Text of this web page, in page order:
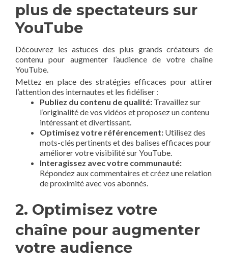
plus de spectateurs sur
‍YouTube
Découvrez les astuces des plus grands créateurs de
contenu ⁢pour augmenter ⁤l’audience de votre chaîne
YouTube.
Mettez⁣ en place des stratégies efficaces pour attirer‍
l’attention ⁣des internautes et​ les fidéliser :
Publiez du contenu de qualité: Travaillez sur
l’originalité de vos vidéos ⁣et proposez un contenu
intéressant ⁢et divertissant.
Optimisez⁤ votre référencement: Utilisez des
⁣mots-clés pertinents et des balises efficaces pour
améliorer votre visibilité sur YouTube.
Interagissez avec votre communauté:
Répondez aux commentaires ‌et créez une relation​
de⁣ proximité avec vos abonnés.
2. Optimisez votre
chaîne pour⁣ augmenter
votre audience